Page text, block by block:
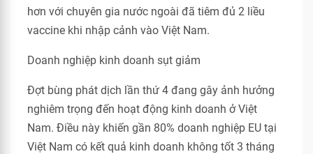
hơn với chuyên gia nước ngoài đã tiêm đủ 2 liều
vaccine khi nhập cảnh vào Việt Nam.
Doanh nghiệp kinh doanh sụt giảm
Đợt bùng phát dịch lần thứ 4 đang gây ảnh hưởng
nghiêm trọng đến hoạt động kinh doanh ở Việt
Nam. Điều này khiến gần 80% doanh nghiệp EU tại
Việt Nam có kết quả kinh doanh không tốt 3 tháng